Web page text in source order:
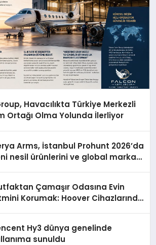
Havacılıkta Türkiye Merkezli
Ortağı Olma Yolunda İlerliyor
Arms, İstanbul Prohunt 2026’da
nesil ürünlerini ve global marka
Çamaşır Odasına Evin
Korumak: Hoover Cihazlarında
Hy3 dünya genelinde
sunuldu